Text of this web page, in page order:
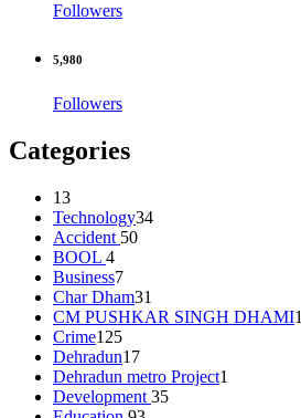
Followers
5,980
Followers
Categories
13
Technology34
Accident 50
BOOL 4
Business7
Char Dham31
CM PUSHKAR SINGH DHAMI1
Crime125
Dehradun17
Dehradun metro Project1
Development 35